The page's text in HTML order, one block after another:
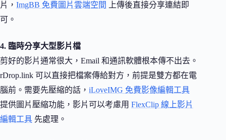
片， ImgBB 免費圖片雲端空間
上傳後直接分享連結即
可。
4. 臨時分享大型影片檔
剪好的影片通常很大，Email 和通訊軟體根本傳不出去。
rDrop.link 可以直接把檔案傳給對方，前提是雙方都在電
腦前。需要先壓縮的話， iLoveIMG 免費影像編輯工具
提供圖片壓縮功能，影片可以考慮用 FlexClip 線上影片
編輯工具 先處理。